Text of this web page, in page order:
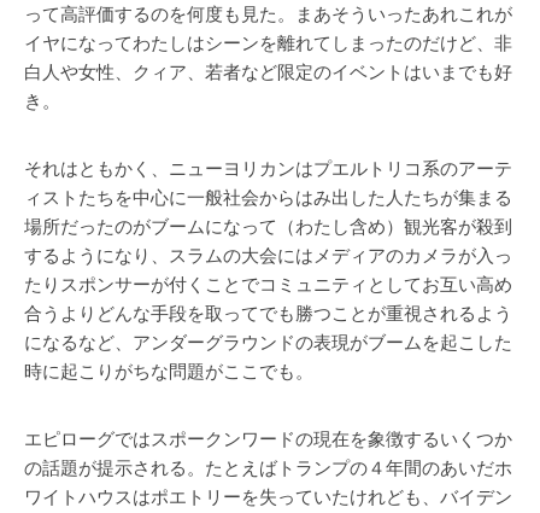
って高評価するのを何度も見た。まあそういったあれこれが
イヤになってわたしはシーンを離れてしまったのだけど、非
白人や女性、クィア、若者など限定のイベントはいまでも好
き。
それはともかく、ニューヨリカンはプエルトリコ系のアーテ
ィストたちを中心に一般社会からはみ出した人たちが集まる
場所だったのがブームになって（わたし含め）観光客が殺到
するようになり、スラムの大会にはメディアのカメラが入っ
たりスポンサーが付くことでコミュニティとしてお互い高め
合うよりどんな手段を取ってでも勝つことが重視されるよう
になるなど、アンダーグラウンドの表現がブームを起こした
時に起こりがちな問題がここでも。
エピローグではスポークンワードの現在を象徴するいくつか
の話題が提示される。たとえばトランプの４年間のあいだホ
ワイトハウスはポエトリーを失っていたけれども、バイデン